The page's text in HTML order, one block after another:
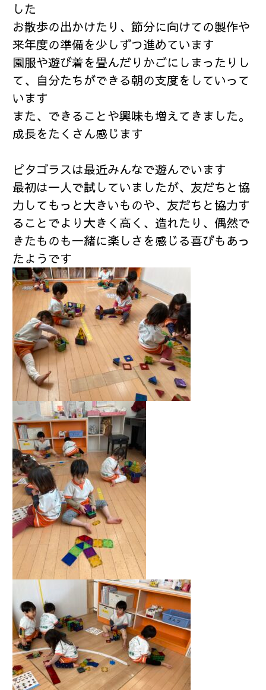
した
お散歩の出かけたり、節分に向けての製作や
来年度の準備を少しずつ進めています
園服や遊び着を畳んだりかごにしまったりし
て、自分たちができる朝の支度をしていって
います
また、できることや興味も増えてきました。
成長をたくさん感じます
ピタゴラスは最近みんなで遊んでいます
最初は一人で試していましたが、友だちと協
力してもっと大きいものや、友だちと協力す
ることでより大きく高く、造れたり、偶然で
きたものも一緒に楽しさを感じる喜びもあっ
たようです